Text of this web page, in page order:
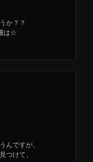
か？？
は☆
んですが、
つけて、